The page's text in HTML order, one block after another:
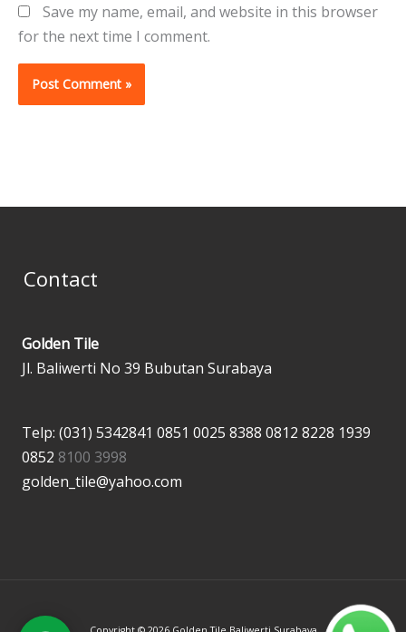
Save my name, email, and website in this browser
for the next time I comment.
Contact
Golden Tile
Jl. Baliwerti No 39 Bubutan Surabaya
Telp: (031) 5342841 0851 0025 8388 0812 8228 1939
0852 8100 3998
golden_tile@yahoo.com